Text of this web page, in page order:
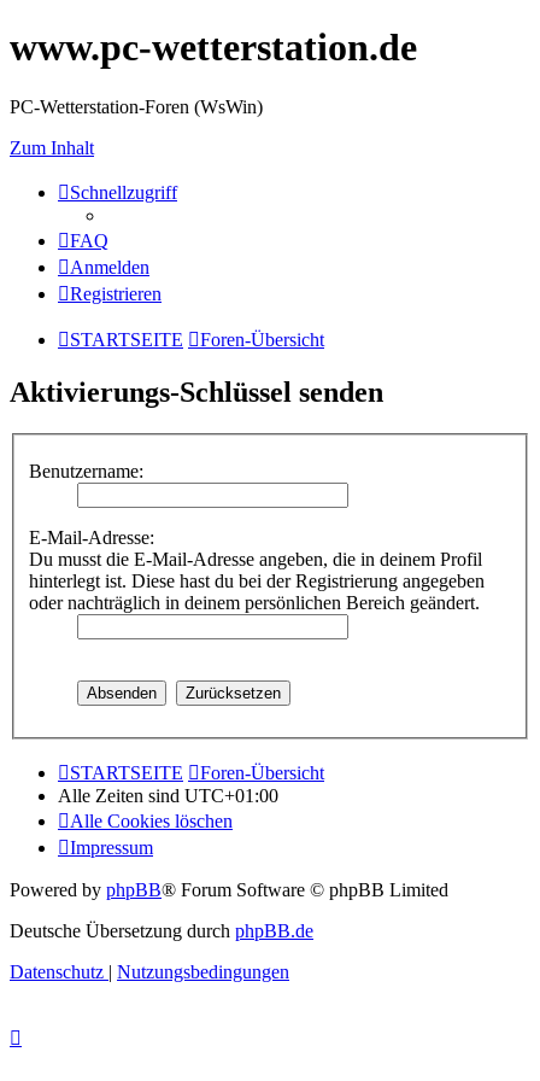
www.pc-wetterstation.de
PC-Wetterstation-Foren (WsWin)
Zum Inhalt
Schnellzugriff
FAQ
Anmelden
Registrieren
STARTSEITE Foren-Übersicht
Aktivierungs-Schlüssel senden
Benutzername:
E-Mail-Adresse:
Du musst die E-Mail-Adresse angeben, die in deinem Profil
hinterlegt ist. Diese hast du bei der Registrierung angegeben
oder nachträglich in deinem persönlichen Bereich geändert.
STARTSEITE
Foren-Übersicht
Alle Zeiten sind UTC+01:00
Alle Cookies löschen
Impressum
Powered by phpBB® Forum Software © phpBB Limited
Deutsche Übersetzung durch phpBB.de
Datenschutz | Nutzungsbedingungen